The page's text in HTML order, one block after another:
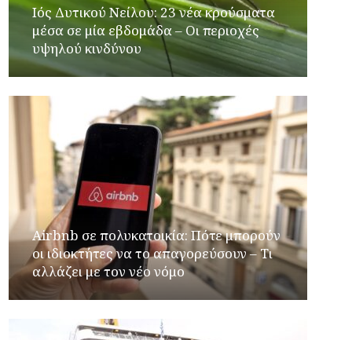
Ιός Δυτικού Νείλου: 23 νέα κρούσματα
μέσα σε μία εβδομάδα – Οι περιοχές
υψηλού κινδύνου
Airbnb σε πολυκατοικία: Πότε μπορούν
οι ιδιοκτήτες να το απαγορεύσουν – Τι
αλλάζει με τον νέο νόμο